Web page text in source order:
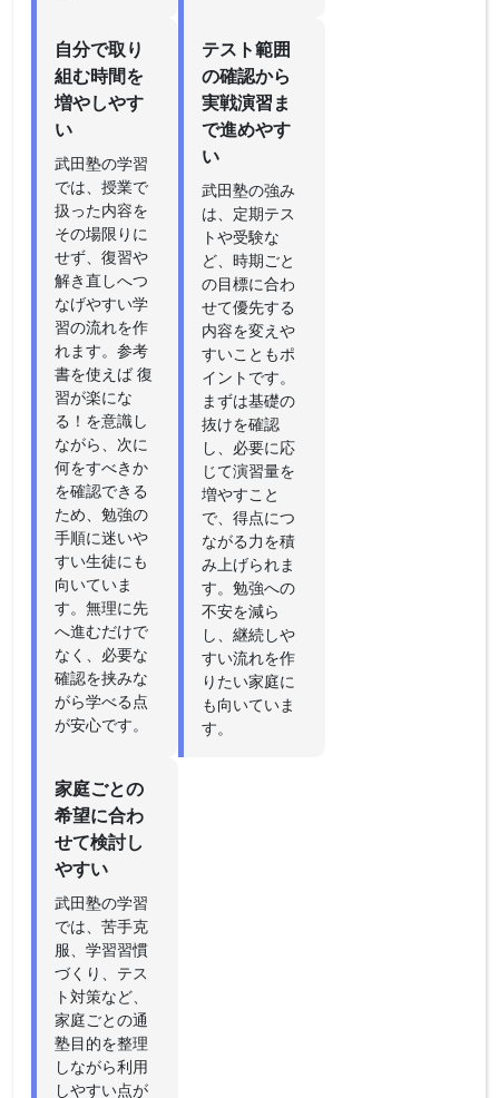
自分で取り
組む時間を
増やしやす
い
武田塾の学習
では、授業で
扱った内容を
その場限りに
せず、復習や
解き直しへつ
なげやすい学
習の流れを作
れます。参考
書を使えば 復
習が楽にな
る！を意識し
ながら、次に
何をすべきか
を確認できる
ため、勉強の
手順に迷いや
すい生徒にも
向いていま
す。無理に先
へ進むだけで
なく、必要な
確認を挟みな
がら学べる点
が安心です。
テスト範囲
の確認から
実戦演習ま
で進めやす
い
武田塾の強み
は、定期テス
トや受験な
ど、時期ごと
の目標に合わ
せて優先する
内容を変えや
すいこともポ
イントです。
まずは基礎の
抜けを確認
し、必要に応
じて演習量を
増やすこと
で、得点につ
ながる力を積
み上げられま
す。勉強への
不安を減ら
し、継続しや
すい流れを作
りたい家庭に
も向いていま
す。
家庭ごとの
希望に合わ
せて検討し
やすい
武田塾の学習
では、苦手克
服、学習習慣
づくり、テス
ト対策など、
家庭ごとの通
塾目的を整理
しながら利用
しやすい点が